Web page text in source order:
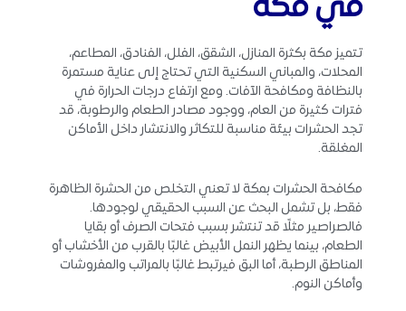
في مكة
تتميز مكة بكثرة المنازل، الشقق، الفلل، الفنادق، المطاعم،
المحلات، والمباني السكنية التي تحتاج إلى عناية مستمرة
بالنظافة ومكافحة الآفات. ومع ارتفاع درجات الحرارة في
فترات كثيرة من العام، ووجود مصادر الطعام والرطوبة، قد
تجد الحشرات بيئة مناسبة للتكاثر والانتشار داخل الأماكن
المغلقة.
مكافحة الحشرات بمكة لا تعني التخلص من الحشرة الظاهرة
فقط، بل تشمل البحث عن السبب الحقيقي لوجودها.
فالصراصير مثلًا قد تنتشر بسبب فتحات الصرف أو بقايا
الطعام، بينما يظهر النمل الأبيض غالبًا بالقرب من الأخشاب أو
المناطق الرطبة، أما البق فيرتبط غالبًا بالمراتب والمفروشات
وأماكن النوم.